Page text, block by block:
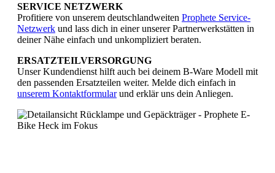
SERVICE NETZWERK
Profitiere von unserem deutschlandweiten Prophete Service-
Netzwerk und lass dich in einer unserer Partnerwerkstätten in
deiner Nähe einfach und unkompliziert beraten.
ERSATZTEILVERSORGUNG
Unser Kundendienst hilft auch bei deinem B-Ware Modell mit
den passenden Ersatzteilen weiter. Melde dich einfach in
unserem Kontaktformularund erklär uns dein Anliegen.